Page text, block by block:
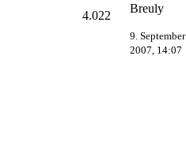
4.022
Breuly
9. September
2007, 14:07